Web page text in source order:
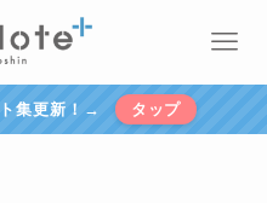
集更新！→ タップ